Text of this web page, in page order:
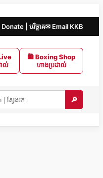
| បរិច្ចាគ✉ Email KKB
ាល់
🛍 Boxing Shop
ហាងប្រដាល់
🔎